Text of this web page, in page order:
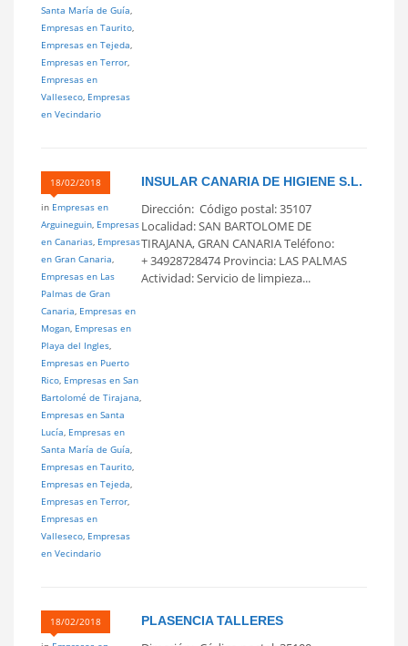
Santa María de Guía,
Empresas en Taurito,
Empresas en Tejeda,
Empresas en Terror,
Empresas en
Valleseco, Empresas
en Vecindario
18/02/2018
in Empresas en
Arguineguin, Empresas
en Canarias, Empresas
en Gran Canaria,
Empresas en Las
Palmas de Gran
Canaria, Empresas en
Mogan, Empresas en
Playa del Ingles,
Empresas en Puerto
Rico, Empresas en San
Bartolomé de Tirajana,
Empresas en Santa
Lucía, Empresas en
Santa María de Guía,
Empresas en Taurito,
Empresas en Tejeda,
Empresas en Terror,
Empresas en
Valleseco, Empresas
en Vecindario
INSULAR CANARIA DE HIGIENE S.L.
Dirección: Código postal: 35107
Localidad: SAN BARTOLOME DE
TIRAJANA, GRAN CANARIA Teléfono:
+ 34928728474 Provincia: LAS PALMAS
Actividad: Servicio de limpieza...
18/02/2018
PLASENCIA TALLERES